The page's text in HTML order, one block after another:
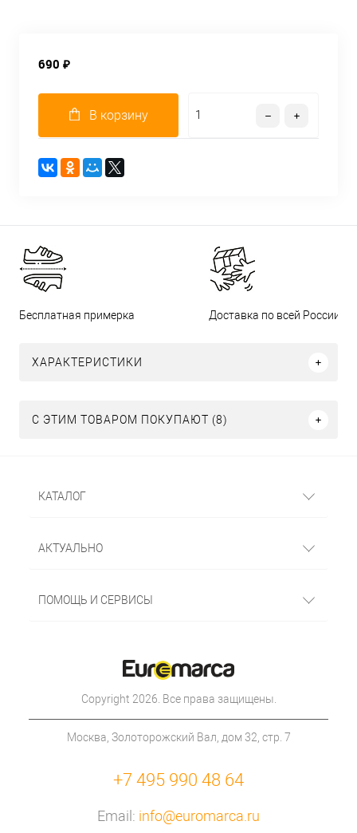
690 ₽
В корзину
Бесплатная примерка Доставка по всей России
ХАРАКТЕРИСТИКИ
С ЭТИМ ТОВАРОМ ПОКУПАЮТ (8)
КАТАЛОГ
АКТУАЛЬНО
ПОМОЩЬ И СЕРВИСЫ
Copyright 2026. Все права защищены.
Москва, Золоторожский Вал, дом 32, стр. 7
+7 495 990 48 64
Email: info@euromarca.ru